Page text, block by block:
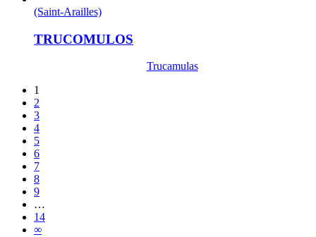
(Saint-Arailles)
TRUCOMULOS
Trucamulas
1
2
3
4
5
6
7
8
9
…
14
∞